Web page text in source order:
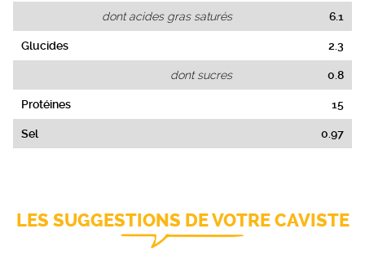
dont acides gras saturés 6.1
Glucides 2.3
dont sucres 0.8
Protéines 15
Sel 0.97
LES SUGGESTIONS DE VOTRE CAVISTE